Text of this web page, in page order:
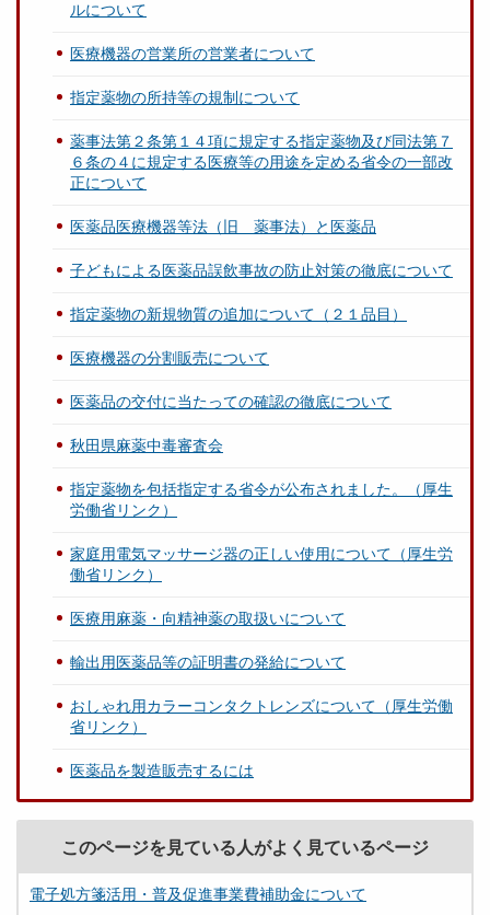
ルについて
医療機器の営業所の営業者について
指定薬物の所持等の規制について
薬事法第２条第１４項に規定する指定薬物及び同法第７
６条の４に規定する医療等の用途を定める省令の一部改
正について
医薬品医療機器等法（旧 薬事法）と医薬品
子どもによる医薬品誤飲事故の防止対策の徹底について
指定薬物の新規物質の追加について（２１品目）
医療機器の分割販売について
医薬品の交付に当たっての確認の徹底について
秋田県麻薬中毒審査会
指定薬物を包括指定する省令が公布されました。（厚生
労働省リンク）
家庭用電気マッサージ器の正しい使用について（厚生労
働省リンク）
医療用麻薬・向精神薬の取扱いについて
輸出用医薬品等の証明書の発給について
おしゃれ用カラーコンタクトレンズについて（厚生労働
省リンク）
医薬品を製造販売するには
このページを見ている人がよく見ているページ
電子処方箋活用・普及促進事業費補助金について